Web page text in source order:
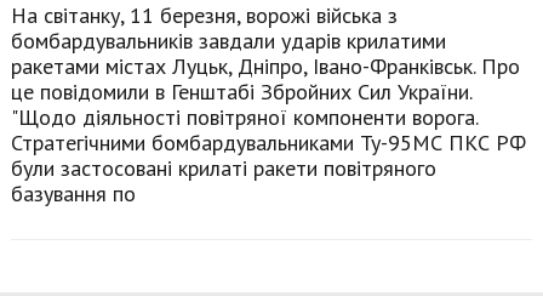
На світанку, 11 березня, ворожі війська з
бомбардувальників завдали ударів крилатими
ракетами містах Луцьк, Дніпро, Івано-Франківськ. Про
це повідомили в Генштабі Збройних Сил України.
"Щодо діяльності повітряної компоненти ворога.
Стратегічними бомбардувальниками Ту-95МС ПКС РФ
були застосовані крилаті ракети повітряного
базування по